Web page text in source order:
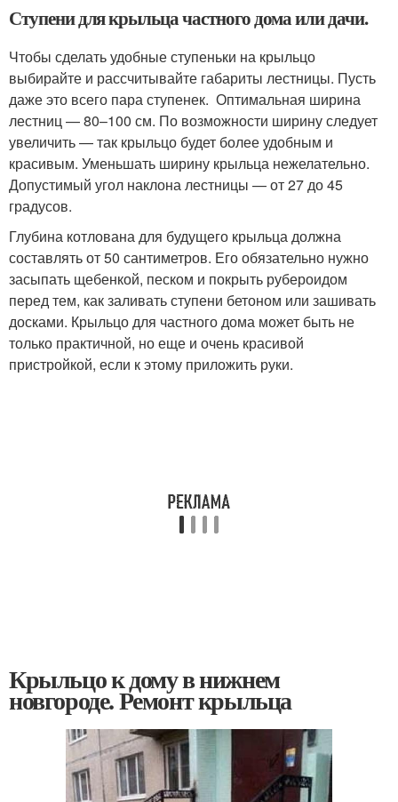
Ступени для крыльца частного дома или дачи.
Чтобы сделать удобные ступеньки на крыльцо
выбирайте и рассчитывайте габариты лестницы. Пусть
даже это всего пара ступенек. Оптимальная ширина
лестниц — 80–100 см. По возможности ширину следует
увеличить — так крыльцо будет более удобным и
красивым. Уменьшать ширину крыльца нежелательно.
Допустимый угол наклона лестницы — от 27 до 45
градусов.
Глубина котлована для будущего крыльца должна
составлять от 50 сантиметров. Его обязательно нужно
засыпать щебенкой, песком и покрыть рубероидом
перед тем, как заливать ступени бетоном или зашивать
досками. Крыльцо для частного дома может быть не
только практичной, но еще и очень красивой
пристройкой, если к этому приложить руки.
Крыльцо к дому в нижнем
новгороде. Ремонт крыльца